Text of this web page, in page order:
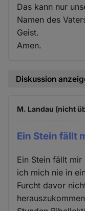
Das kann nur
Namen des
Geist.
Amen.
Diskussion
M. Landau (nicht
Ein Stein fällt
Ein Stein fällt
ich mich nie in
Furcht davor